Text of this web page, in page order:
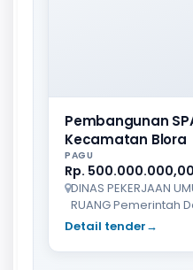
Pembangunan
Kecamatan Blora
PAGU
Rp.
DINAS PEKERJAAN
RUANG Pemerintah
Detail tender→